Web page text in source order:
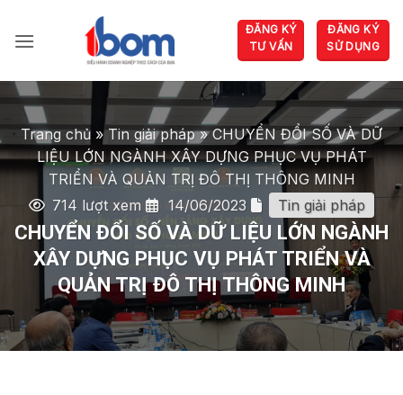
qua
dung
ĐĂNG KÝ
TƯ VẤN
ĐĂNG KÝ
SỬ DỤNG
Trang chủ »Tin giải pháp»CHUYỂN ĐỔI SỐ VÀ DỮ
LIỆU LỚN NGÀNH XÂY DỰNG PHỤC VỤ PHÁT
TRIỂN VÀ QUẢN TRỊ ĐÔ THỊ THÔNG MINH
714 lượt xem
14/06/2023 Tin giải pháp
CHUYỂN ĐỔI SỐ VÀ DỮ LIỆU LỚN NGÀNH
XÂY DỰNG PHỤC VỤ PHÁT TRIỂN VÀ
QUẢN TRỊ ĐÔ THỊ THÔNG MINH